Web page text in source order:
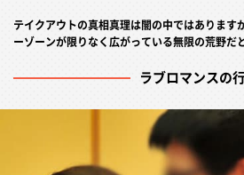
テイクアウトの真相真理は闇の中ではあります
ーゾーンが限りなく広がっている無限の荒野だ
ラブロマンスの